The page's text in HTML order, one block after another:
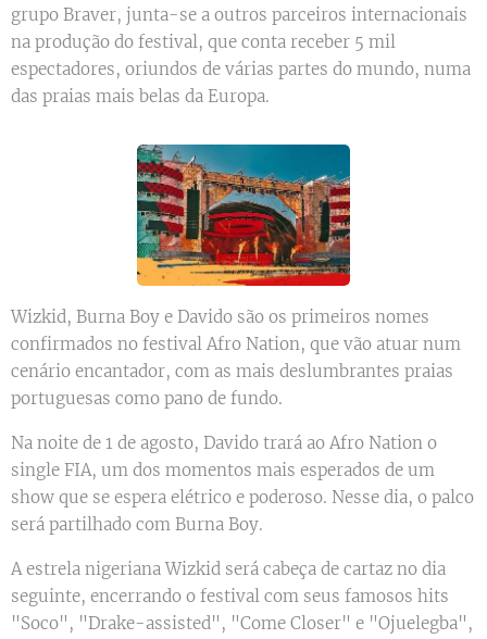
grupo Braver, junta-se a outros parceiros internacionais
na produção do festival, que conta receber 5 mil
espectadores, oriundos de várias partes do mundo, numa
das praias mais belas da Europa.
Wizkid, Burna Boy e Davido são os primeiros nomes
confirmados no festival Afro Nation, que vão atuar num
cenário encantador, com as mais deslumbrantes praias
portuguesas como pano de fundo.
Na noite de 1 de agosto, Davido trará ao Afro Nation o
single FIA, um dos momentos mais esperados de um
show que se espera elétrico e poderoso. Nesse dia, o palco
será partilhado com Burna Boy.
A estrela nigeriana Wizkid será cabeça de cartaz no dia
seguinte, encerrando o festival com seus famosos hits
"Soco", "Drake-assisted", "Come Closer" e "Ojuelegba",